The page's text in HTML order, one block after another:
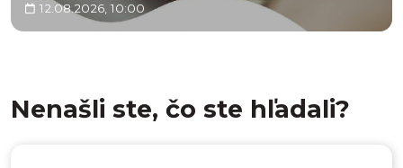
12.08.2026, 10:00
Nenašli ste, čo ste hľadali?